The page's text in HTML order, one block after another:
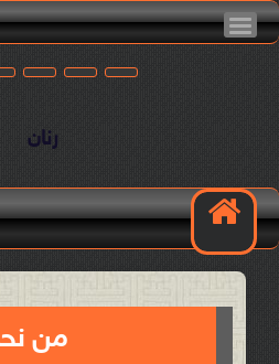
رنان
من